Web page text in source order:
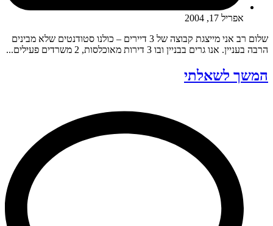
אפריל 17, 2004
שלום רב אני מייצגת קבוצה של 3 דיירים – כולנו סטודנטים שלא מבינים
הרבה בעניין. אנו גרים בבניין ובו 3 דירות מאוכלסות, 2 משרדים פעילים...
המשך לשאלתי